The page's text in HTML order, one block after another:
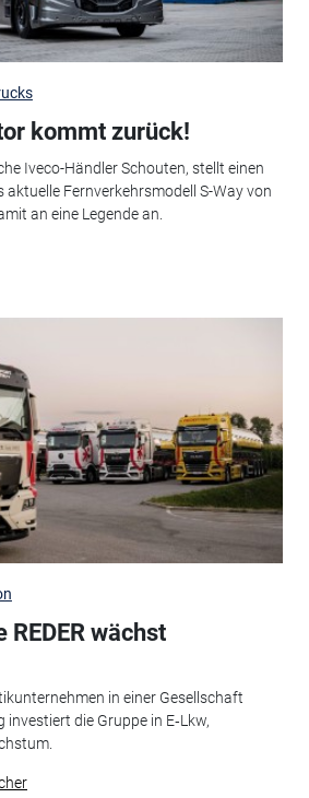
kommt zurück!
Iveco-Händler Schouten, stellt einen
Fernverkehrsmodell S-Way von
an eine Legende an.
wächst
in einer Gesellschaft
die Gruppe in E‑Lkw,